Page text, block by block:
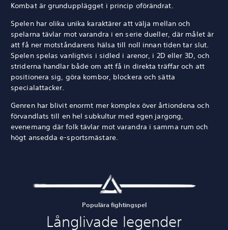
Kombat är grundupplägget i princip oförändrat.
Spelen har olika unika karaktärer att välja mellan och
spelarna tävlar mot varandra i en serie dueller, där målet är
att få ner motståndarens hälsa till noll innan tiden tar slut.
Spelen spelas vanligtvis i sidled i arenor, i 2D eller 3D, och
striderna handlar både om att få in direkta träffar och att
positionera sig, göra kombor, blockera och sätta
specialattacker.
Genren har blivit enormt mer komplex över årtiondena och
förvandlats till en hel subkultur med egen jargong,
evenemang där folk tävlar mot varandra i samma rum och
högt ansedda e-sportsmästare.
Populära fightingspel
Långlivade legender